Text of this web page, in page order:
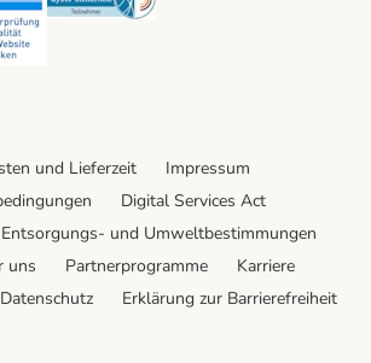
und Lieferzeit
Impressum
Digital Services Act
Entsorgungs- und Umweltbestimmungen
uns Partnerprogramme
Karriere
Datenschutz Erklärung zur Barrierefreiheit